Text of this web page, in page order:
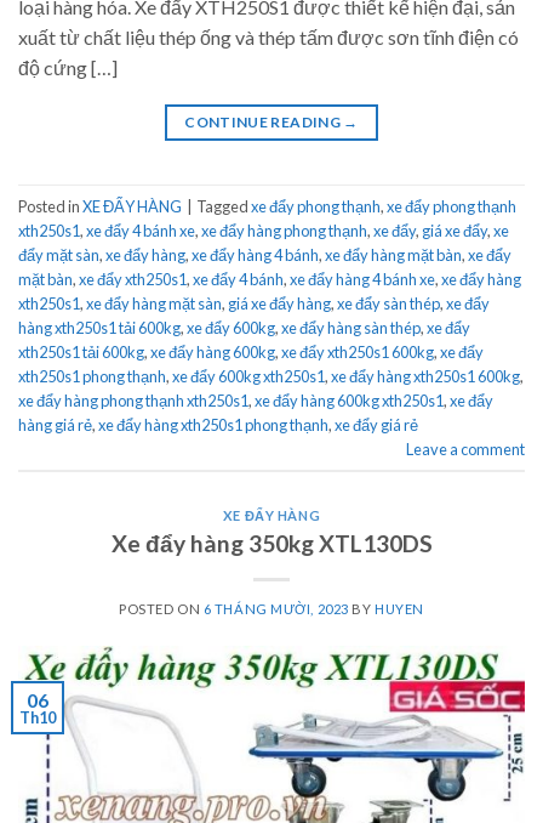
loại hàng hóa. Xe đẩy XTH250S1 được thiết kế hiện đại, sản
xuất từ chất liệu thép ống và thép tấm được sơn tĩnh điện có
độ cứng […]
CONTINUE READING →
Posted inXE ĐẨY HÀNG Taggedxe đẩy phong thạnh,xe đẩy phong thạnh
xth250s1,xe đẩy 4 bánh xe,xe đẩy hàng phong thạnh,xe đẩy, giá xe đẩy,xe
đẩy mặt sàn,xe đẩy hàng,xe đẩy hàng 4 bánh,xe đẩy hàng mặt bàn,xe đẩy
mặt bàn,xe đẩy xth250s1,xe đẩy 4 bánh,xe đẩy hàng 4 bánh xe,xe đẩy hàng
xth250s1,xe đẩy hàng mặt sàn, giá xe đẩy hàng,xe đẩy sàn thép,xe đẩy
hàng xth250s1 tải 600kg,xe đẩy 600kg,xe đẩy hàng sàn thép,xe đẩy
xth250s1 tải 600kg,xe đẩy hàng 600kg,xe đẩy xth250s1 600kg,xe đẩy
xth250s1 phong thạnh,xe đẩy 600kg xth250s1,xe đẩy hàng xth250s1 600kg,
xe đẩy hàng phong thạnh xth250s1,xe đẩy hàng 600kg xth250s1,xe đẩy
hàng giá rẻ,xe đẩy hàng xth250s1 phong thạnh,xe đẩy giá rẻ
Leave a comment
XE ĐẨY HÀNG
Xe đẩy hàng 350kg XTL130DS
POSTED ON 6 THÁNG MƯỜI, 2023 BYHUYEN
06
Th10